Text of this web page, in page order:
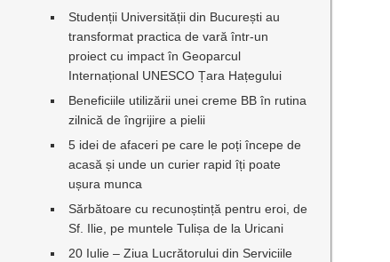
Studenții Universității din București au
transformat practica de vară într-un
proiect cu impact în Geoparcul
Internațional UNESCO Țara Hațegului
Beneficiile utilizării unei creme BB în rutina
zilnică de îngrijire a pielii
5 idei de afaceri pe care le poți începe de
acasă și unde un curier rapid îți poate
ușura munca
Sărbătoare cu recunoștință pentru eroi, de
Sf. Ilie, pe muntele Tulișa de la Uricani
20 Iulie – Ziua Lucrătorului din Serviciile